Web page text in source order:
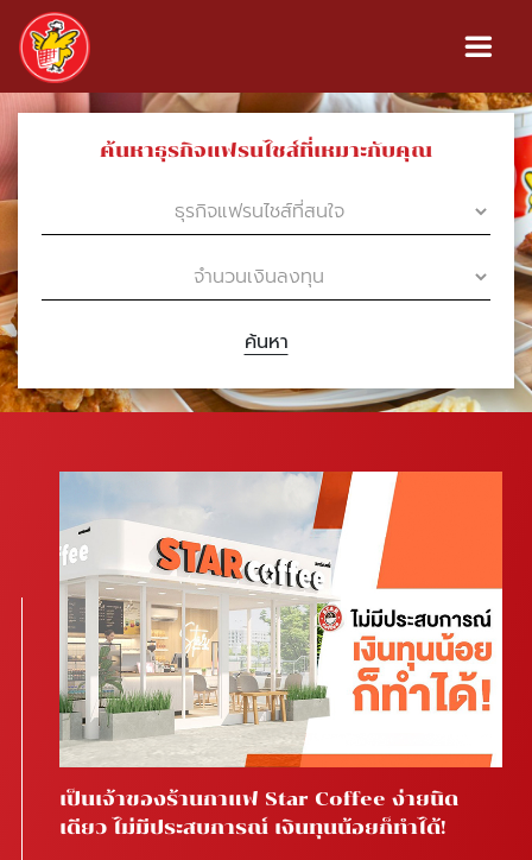
ค้นหาธุรกิจแฟรนไชส์ที่เหมาะกับคุณ
ค้นหา
เป็นเจ้าของร้านกาแฟ Star Coffee ง่ายนิด
เดียว ไม่มีประสบการณ์ เงินทุนน้อยก็ทำได้!